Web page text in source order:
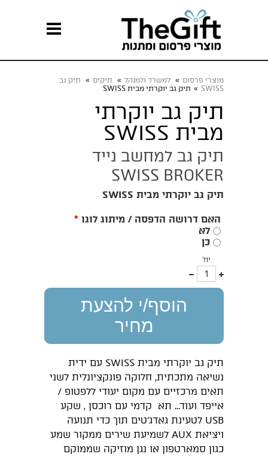
מוצרי פרסום » למשרד ולמנהל » תיקים »
תיק גב
SWISS
» תיק גב יוקרתי מבית SWISS
תיק גב יוקרתי
מבית SWISS
תיק גב למחשב נייד
SWISS BROKER
תיק גב יוקרתי מבית SWISS
האם דרושה הדפסה / מיתוג לוגו *
לא
כן
יח'
עוד
אחד
הוסף/י להצעת
מחיר
תיק גב יוקרתי מבית SWISS עם ידית
נשיאה מתכתית, חלוקה פונקציונלית לשני
תאים מרכזיים עם מקום יעודי ללפטופ /
אייפד ועוד... תא קדמי עם רוכסן , שקע
USB לטעינת גאדג'טים תוך כדי תנועה
ויציאת AUX לשמיעת שירים ממקור שמע
כגון סמארטפון או נגן מוזיקה שממוקם